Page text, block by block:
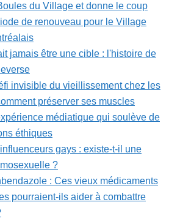
du Village et donne le coup
de renouveau pour le Village
jamais être une cible : l'histoire de
invisible du vieillissement chez les
préserver ses muscles
médiatique qui soulève de
éthiques
gays : existe-t-il une
?
: Ces vieux médicaments
pourraient-ils aider à combattre